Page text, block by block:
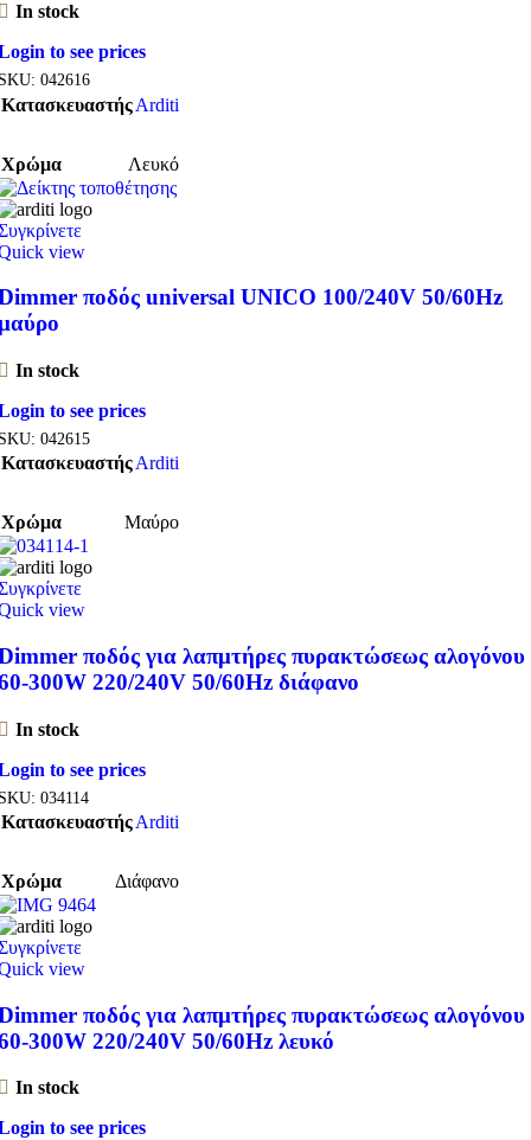
In stock
to see prices
042616
ΚατασκευαστήςArditi
Χρώμα Λευκό
view
ποδός universal UNICO 100/240V 50/60Hz
In stock
to see prices
042615
ΚατασκευαστήςArditi
Χρώμα Μαύρο
view
ποδός για λαπμτήρες πυρακτώσεως αλογόνου
300W 220/240V 50/60Hz διάφανο
In stock
to see prices
034114
ΚατασκευαστήςArditi
Χρώμα Διάφανο
view
ποδός για λαπμτήρες πυρακτώσεως αλογόνου
300W 220/240V 50/60Hz λευκό
In stock
to see prices